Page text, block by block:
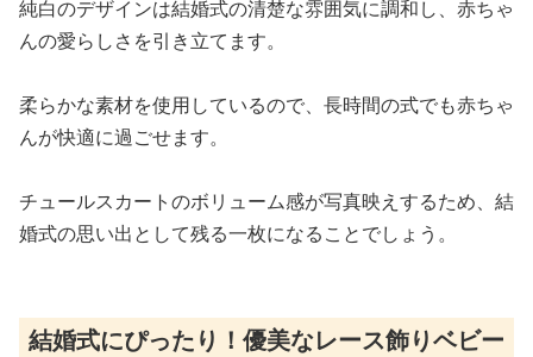
純白のデザインは結婚式の清楚な雰囲気に調和し、赤ちゃ
んの愛らしさを引き立てます。
柔らかな素材を使用しているので、長時間の式でも赤ちゃ
んが快適に過ごせます。
チュールスカートのボリューム感が写真映えするため、結
婚式の思い出として残る一枚になることでしょう。
結婚式にぴったり！優美なレース飾りベビー